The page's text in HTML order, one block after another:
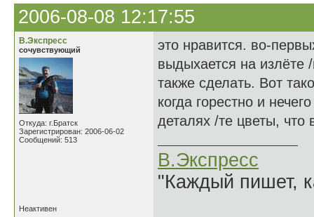
2006-08-08 12:17:55
В.Экспресс
сочувствующий
Откуда: г.Братск
Зарегистрирован: 2006-06-02
Сообщений: 513
это нравится. во-
выдыхается на
также сделать. Вот
когда горестно и
деталях /те цветы,
В.Экспресс
"Каждый пишет,
Неактивен